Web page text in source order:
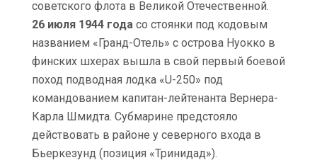
советского флота в Великой Отечественной.
26 июля 1944 года со стоянки под кодовым
названием «Гранд-Отель» с острова Нуокко в
финских шхерах вышла в свой первый боевой
поход подводная лодка «U-250» под
командованием капитан-лейтенанта Вернера-
Карла Шмидта. Субмарине предстояло
действовать в районе у северного входа в
Бьеркезунд (позиция «Тринидад»).